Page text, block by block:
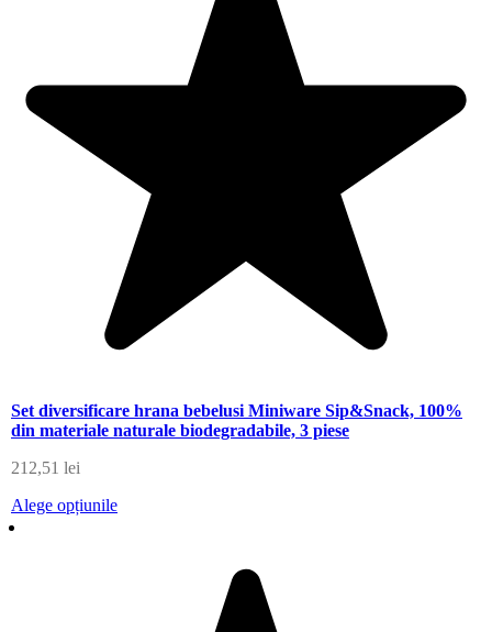
Set diversificare hrana bebelusi Miniware Sip&Snack, 100%
din materiale naturale biodegradabile, 3 piese
212,51 lei
Alege opțiunile